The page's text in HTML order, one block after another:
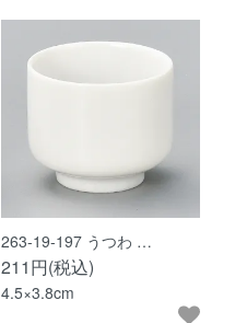
263-19-197 うつわ …
211円(税込)
4.5×3.8cm